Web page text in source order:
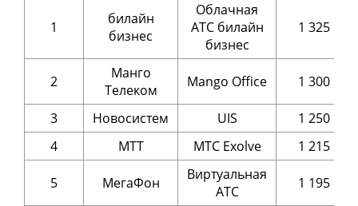
1
билайн
бизнес
Облачная
АТС билайн
бизнес
1 325
2
Манго
Телеком
Mango Office 1 300
3 Новосистем UIS
1 250
4
МТТ МТС Exolve 1 215
5 МегаФон
Виртуальная
АТС
1 195